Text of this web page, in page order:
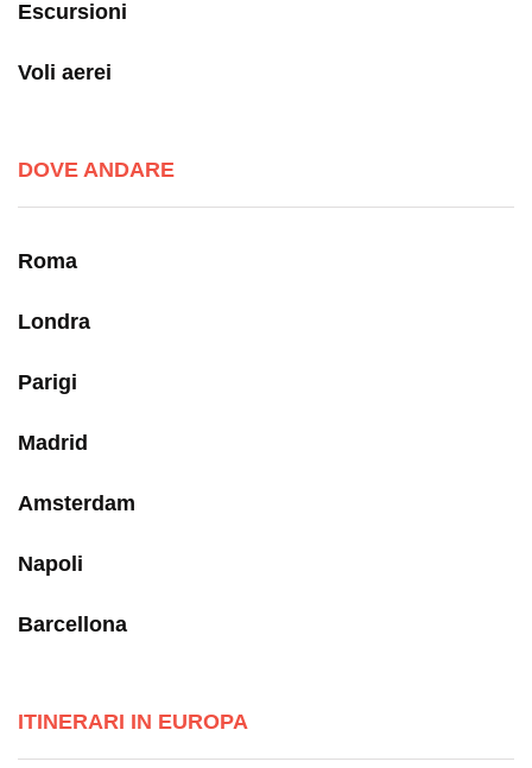
Escursioni
Voli aerei
DOVE ANDARE
Roma
Londra
Parigi
Madrid
Amsterdam
Napoli
Barcellona
ITINERARI IN EUROPA